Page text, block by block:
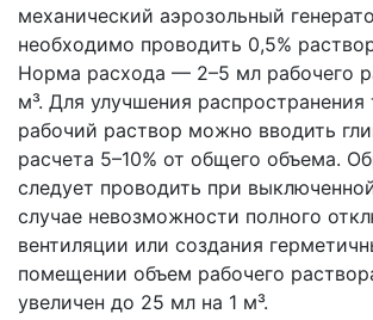
механический аэрозольный
необходимо проводить 0,5%
Норма расхода — 2–5 мл рабочего
м³. Для улучшения распространения
рабочий раствор можно вводить
расчета 5–10% от общего объема.
следует проводить при
случае невозможности полного
вентиляции или создания
помещении объем рабочего
увеличен до 25 мл на 1 м³.